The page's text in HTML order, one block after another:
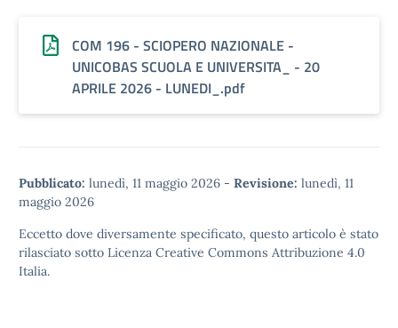
COM 196 - SCIOPERO NAZIONALE -
UNICOBAS SCUOLA E UNIVERSITA_ - 20
APRILE 2026 - LUNEDI_.pdf
Pubblicato: lunedì, 11 maggio 2026 - Revisione: lunedì, 11
maggio 2026
Eccetto dove diversamente specificato, questo articolo è stato
rilasciato sotto Licenza Creative Commons Attribuzione 4.0
Italia.